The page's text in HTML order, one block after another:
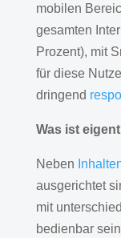
mobilen
gesamten
Prozent), mit
für diese
dringend
Was ist
Neben
ausgerichtet
mit
bedienbar